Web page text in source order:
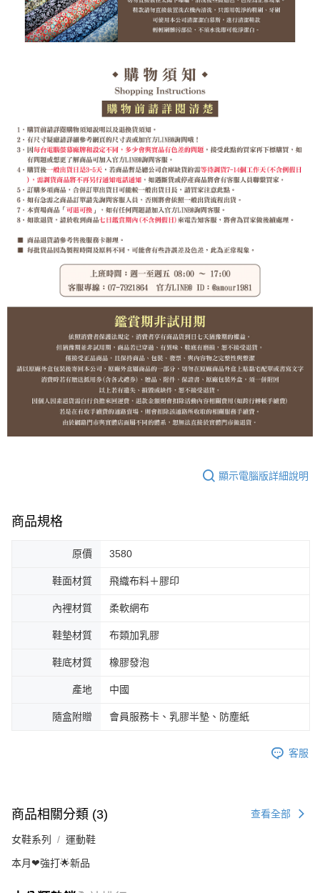
顯示電腦版詳細說明
商品規格
原價 3580
鞋面材質 飛織布料＋膠印
內裡材質 柔軟網布
鞋墊材質 布類加乳膠
鞋底材質 橡膠發泡
產地 中國
隨盒附贈 會員服務卡、乳膠半墊、防塵紙
客服
商品相關分類 (3) 查看全部
女鞋系列 運動鞋
本月❤強打🌟新品